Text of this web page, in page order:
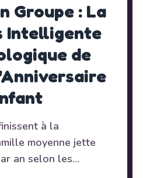
Groupe : La
Intelligente
de
à la
moyenne jette
an selon les